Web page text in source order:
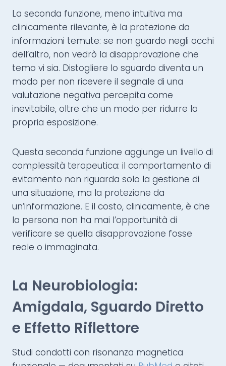
La seconda funzione, meno intuitiva ma
clinicamente rilevante, è la protezione da
informazioni temute: se non guardo negli occhi
dell’altro, non vedrò la disapprovazione che
temo vi sia. Distogliere lo sguardo diventa un
modo per non ricevere il segnale di una
valutazione negativa percepita come
inevitabile, oltre che un modo per ridurre la
propria esposizione.
Questa seconda funzione aggiunge un livello di
complessità terapeutica: il comportamento di
evitamento non riguarda solo la gestione di
una situazione, ma la protezione da
un’informazione. E il costo, clinicamente, è che
la persona non ha mai l’opportunità di
verificare se quella disapprovazione fosse
reale o immaginata.
La Neurobiologia:
Amigdala, Sguardo Diretto
e Effetto Riflettore
Studi condotti con risonanza magnetica